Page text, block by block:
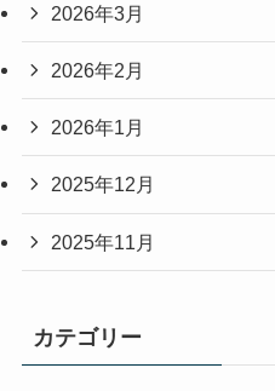
2026年3月
2026年2月
2026年1月
2025年12月
2025年11月
カテゴリー